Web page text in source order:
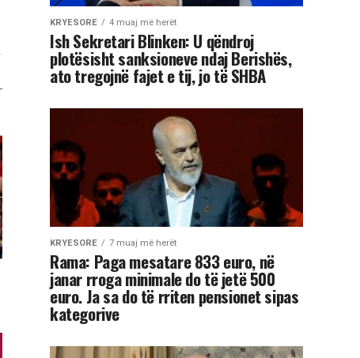
KRYESORE 4 muaj më herët
Ish Sekretari Blinken: U qëndroj
plotësisht sanksioneve ndaj Berishës,
ato tregojnë fajet e tij, jo të SHBA
KRYESORE 7 muaj më herët
Rama: Paga mesatare 833 euro, në
janar rroga minimale do të jetë 500
euro. Ja sa do të rriten pensionet sipas
kategorive